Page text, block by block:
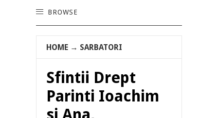
BROWSE
HOME → SARBATORI
Sfintii Drept
Parinti Ioachim